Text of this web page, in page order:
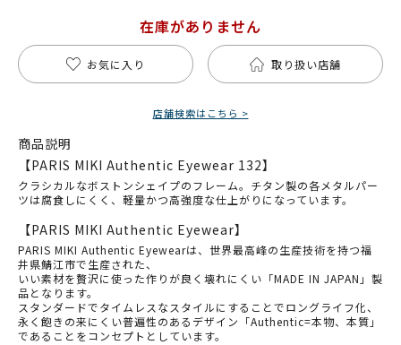
在庫がありません
お気に入り 取り扱い店舗
店舗検索はこちら >
商品説明
【PARIS MIKI Authentic Eyewear 132】
クラシカルなボストンシェイプのフレーム。 チタン製の各メタルパー
ツは腐食しにくく、軽量かつ高強度な仕上がりになっています。
【PARIS MIKI Authentic Eyewear】
PARIS MIKI Authentic Eyewearは、世界最高峰の生産技術を持つ福
井県鯖江市で生産された、
いい素材を贅沢に使った作りが良く壊れにくい「MADE IN JAPAN」製
品となります。
スタンダードでタイムレスなスタイルにすることでロングライフ化、
永く飽きの来にくい普遍性のあるデザイン「Authentic=本物、本質」
であることをコンセプトとしています。